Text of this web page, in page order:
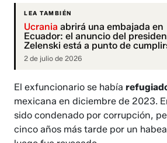
LEA TAMBIÉN
Ucrania abrirá una embajada en
Ecuador: el anuncio del
Zelenski está a punto de
2 de julio de 2026
El exfuncionario se había
mexicana en diciembre de 2023.
sido condenado por corrupción,
cinco años más tarde por un